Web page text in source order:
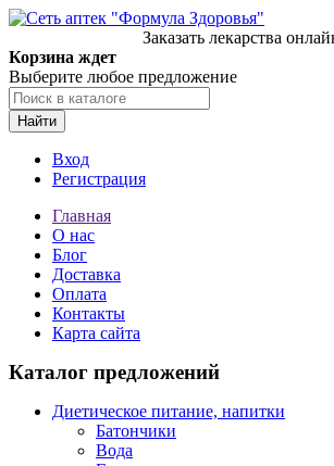
Заказать лекарства
Корзина ждет
Выберите любое предложение
Найти
Вход
Регистрация
Главная
О нас
Блог
Доставка
Оплата
Контакты
Карта сайта
Каталог предложений
Диетическое питание, напитки
Батончики
Вода